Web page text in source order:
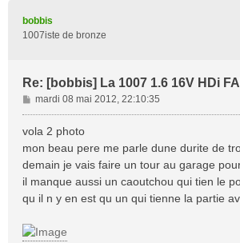
bobbis
1007iste de bronze
Re: [bobbis] La 1007 1.6 16V HDi
M
e
s
a
g
e
mardi 08 mai 2012, 22:10:35
vola 2 photo
mon beau pere me parle dune durite de
demain je vais faire un tour au garage
il manque aussi un caoutchou qui tien le
qu il n y en est qu un qui tienne la partie